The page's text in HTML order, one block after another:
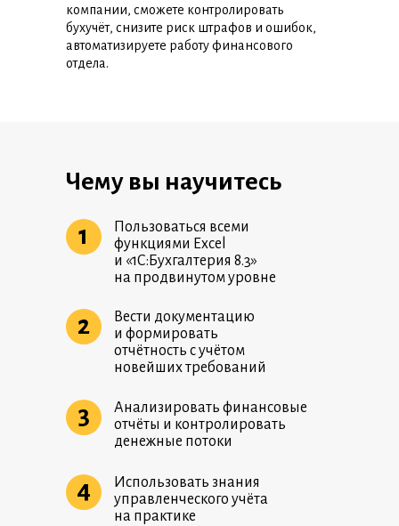
компании, сможете контролировать
бухучёт, снизите риск штрафов и ошибок,
автоматизируете работу финансового
отдела.
Чему вы научитесь
Пользоваться всеми
функциями Excel
и «1С:Бухгалтерия 8.3»
на продвинутом уровне
1
Вести документацию
и формировать
отчётность с учётом
новейших требований
2
Анализировать финансовые
отчёты и контролировать
денежные потоки
3
Использовать знания
управленческого учёта
на практике
4